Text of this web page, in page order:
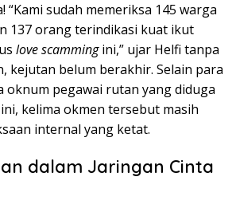
“Kami sudah memeriksa 145 warga
137 orang terindikasi kuat ikut
love scammingini,” ujar Helfi tanpa
kejutan belum berakhir. Selain para
oknum pegawai rutan yang diduga
kelima okmen tersebut masih
internal yang ketat.
dalam Jaringan Cinta